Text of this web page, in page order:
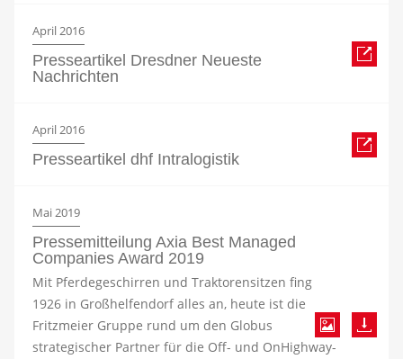
April 2016
Presseartikel Dresdner Neueste
Nachrichten
April 2016
Presseartikel dhf Intralogistik
Mai 2019
Pressemitteilung Axia Best Managed
Companies Award 2019
Mit Pferdegeschirren und Traktorensitzen fing
1926 in Großhelfendorf alles an, heute ist die
Fritzmeier Gruppe rund um den Globus
strategischer Partner für die Off- und OnHighway-